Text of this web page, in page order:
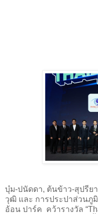
บุ๋ม-ปนัดดา, ต้นข้าว-สุปรีย
วุฒิ และ การประปาส่วนภู
อ้อน ปาร์ค คว้ารางวัล